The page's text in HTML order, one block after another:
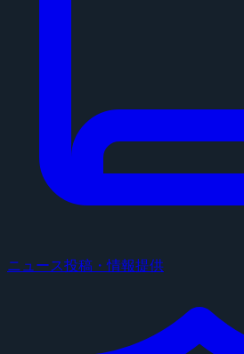
ニュース投稿・情報提供